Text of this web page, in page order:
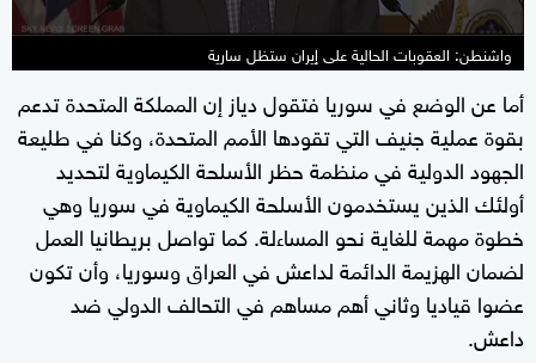
واشنطن: العقوبات الحالية على إيران ستظل سارية
أما عن الوضع في سوريا فتقول دياز إن المملكة المتحدة تدعم
بقوة عملية جنيف التي تقودها الأمم المتحدة، وكنا في طليعة
الجهود الدولية في منظمة حظر الأسلحة الكيماوية لتحديد
أولئك الذين يستخدمون الأسلحة الكيماوية في سوريا وهي
خطوة مهمة للغاية نحو المساءلة. كما تواصل بريطانيا العمل
لضمان الهزيمة الدائمة لداعش في العراق وسوريا، وأن تكون
عضوا قياديا وثاني أهم مساهم في التحالف الدولي ضد
داعش.